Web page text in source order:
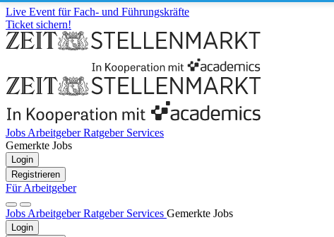
Live Event für Fach- und Führungskräfte
Ticket sichern!
Jobs ArbeitgeberRatgeber Services
Gemerkte Jobs
Login
Registrieren
Für Arbeitgeber
Jobs ArbeitgeberRatgeber Services Gemerkte Jobs
Login